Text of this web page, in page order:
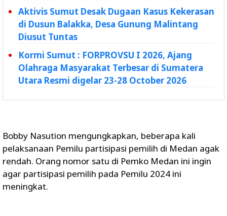
Aktivis Sumut Desak Dugaan Kasus Kekerasan
di Dusun Balakka, Desa Gunung Malintang
Diusut Tuntas
Kormi Sumut : FORPROVSU I 2026, Ajang
Olahraga Masyarakat Terbesar di Sumatera
Utara Resmi digelar 23-28 October 2026
Bobby Nasution mengungkapkan, beberapa kali
pelaksanaan Pemilu partisipasi pemilih di Medan agak
rendah. Orang nomor satu di Pemko Medan ini ingin
agar partisipasi pemilih pada Pemilu 2024 ini
meningkat.